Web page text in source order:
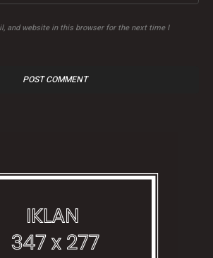
and website in this browser for the next time I